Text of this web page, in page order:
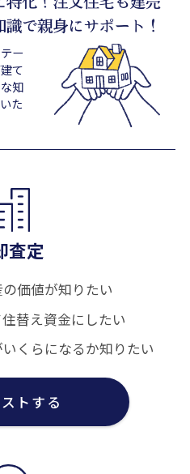
ー
て
知
た
査定
価値が知りたい
替え資金にしたい
くらになるか知りたい
トする